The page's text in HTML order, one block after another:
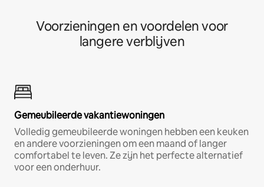
Voorzieningen en voordelen voor
langere verblijven
Gemeubileerde vakantiewoningen
Volledig gemeubileerde woningen hebben een keuken
en andere voorzieningen om een maand of langer
comfortabel te leven. Ze zijn het perfecte alternatief
voor een onderhuur.